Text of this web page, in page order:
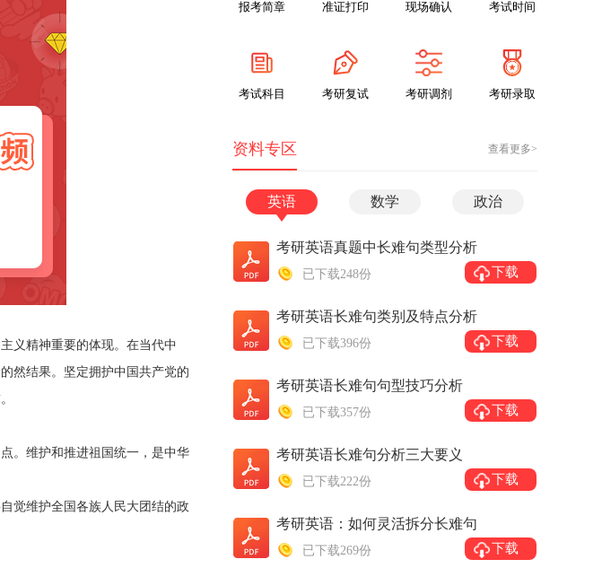
义精神重要的体现。在当代中
然结果。坚定拥护中国共产党的
。维护和推进祖国统一，是中华
觉维护全国各族人民大团结的政
报考简章 准证打印 现场确认 考试时间
考试科目 考研复试 考研调剂 考研录取
资料专区 查看更多>
英语 数学 政治
考研英语真题中长难句类型分析
已下载248份 下载
考研英语长难句类别及特点分析
已下载396份 下载
考研英语长难句句型技巧分析
已下载357份 下载
考研英语长难句分析三大要义
已下载222份 下载
考研英语：如何灵活拆分长难句
已下载269份 下载